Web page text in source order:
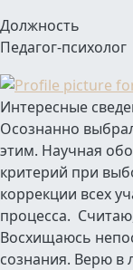
Должность
Педагог-психолог
Интересные
Осознанно
этим. Научная
критерий при
коррекции всех
процесса.
Восхищаюсь
сознания. Верю в